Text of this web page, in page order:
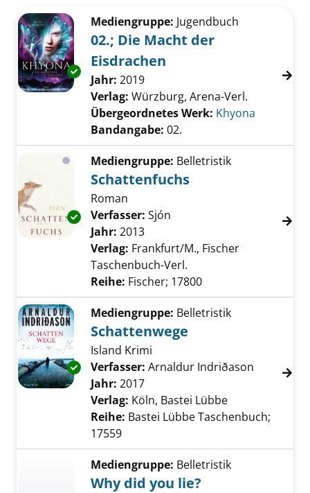
Zu den Suchfiltern springen
Exemplar-Details von 02.; Die Macht der
Mediengruppe: Jugendbuch
02.; Die Macht der
Eisdrachen
Suche nach diesem Verfasser
Jahr: 2019
Verlag: Würzburg, Arena-Verl.
Übergeordnetes Werk: Khyona
Bandangabe: 02.
Exemplar-Details von Schattenfuchs
Mediengruppe: Belletristik
Schattenfuchs
Roman
Verfasser: Sjón Suche nach diesem
Jahr: 2013
Verlag: Frankfurt/M., Fischer
Taschenbuch-Verl.
Reihe: Fischer; 17800
Exemplar-Details von Schattenwege anzeigen
Mediengruppe: Belletristik
Schattenwege
Island Krimi
Verfasser: Arnaldur Indriðason Suche
Jahr: 2017
Verlag: Köln, Bastei Lübbe
Reihe: Bastei Lübbe Taschenbuch;
17559
Mediengruppe: Belletristik
Why did you lie?